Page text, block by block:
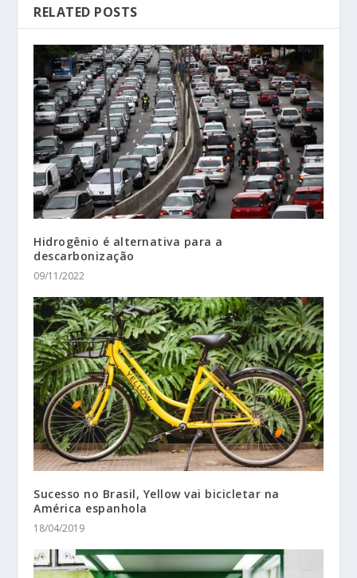
RELATED POSTS
Hidrogênio é alternativa para a
descarbonização
09/11/2022
Sucesso no Brasil, Yellow vai bicicletar na
América espanhola
18/04/2019